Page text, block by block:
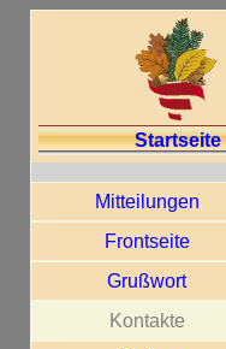
Startseite
Mitteilungen
Frontseite
Grußwort
Kontakte